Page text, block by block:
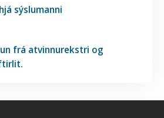
sýslumanni
frá atvinnurekstri og